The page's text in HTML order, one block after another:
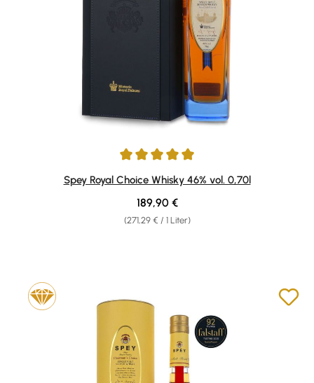
Durchschnittliche Bewertung von 5 von 5 Sternen
Spey Royal Choice Whisky 46% vol. 0,70l
(271,29 € / 1 Liter)
Regulärer Preis:
189,90 €